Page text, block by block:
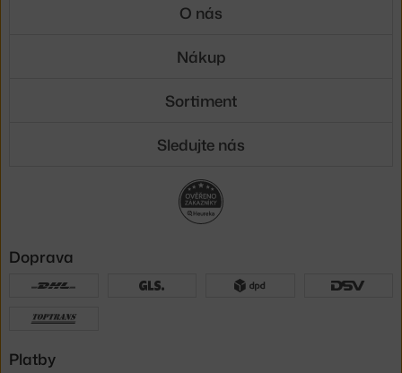
O nás
Nákup
Sortiment
Sledujte nás
Doprava
Platby